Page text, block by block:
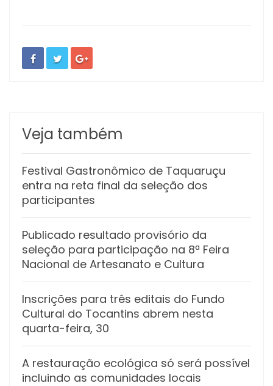
Veja também
Festival Gastronômico de Taquaruçu
entra na reta final da seleção dos
participantes
Publicado resultado provisório da
seleção para participação na 8ª Feira
Nacional de Artesanato e Cultura
Inscrições para três editais do Fundo
Cultural do Tocantins abrem nesta
quarta-feira, 30
A restauração ecológica só será possível
incluindo as comunidades locais